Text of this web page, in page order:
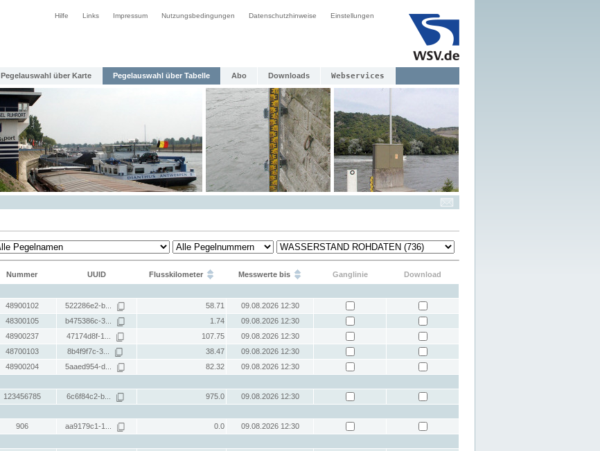
Hilfe Links Impressum Nutzungsbedingungen Datenschutzhinweise Einstellungen
Pegelauswahl über Karte Pegelauswahl über Tabelle Abo Downloads Webservices
Nummer UUID Flusskilometer Messwerte bis Ganglinie
Download
48900102 522286e2-b... 58.71
09.08.2026 12:30
48300105 b475386c-3... 1.74
09.08.2026 12:30
48900237 47174d8f-1... 107.75
09.08.2026 12:30
48700103 8b4f9f7c-3... 38.47
09.08.2026 12:30
48900204 5aaed954-d... 82.32
09.08.2026 12:30
123456785 6c6f84c2-b... 975.0
09.08.2026 12:30
906 aa9179c1-1... 0.0
09.08.2026 12:30